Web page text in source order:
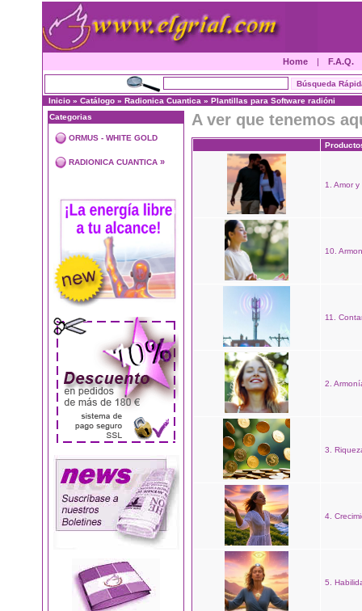
Home | F.A.Q.
Inicio » Catálogo » Radionica Cuantica » Plantillas para Software radióni
Categorias
ORMUS - WHITE GOLD
RADIONICA CUANTICA »
A ver que tenemos
1. Amor
10.
11.
2.
3.
4.
5.